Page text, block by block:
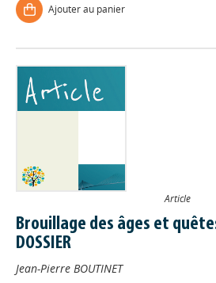
Ajouter au panier
Article
Brouillage des âges et
DOSSIER
Jean-Pierre BOUTINET